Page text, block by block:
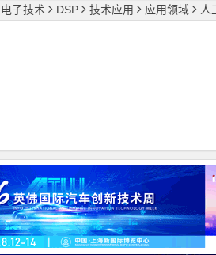
电子技术 DSP 技术应用 应用领域 人